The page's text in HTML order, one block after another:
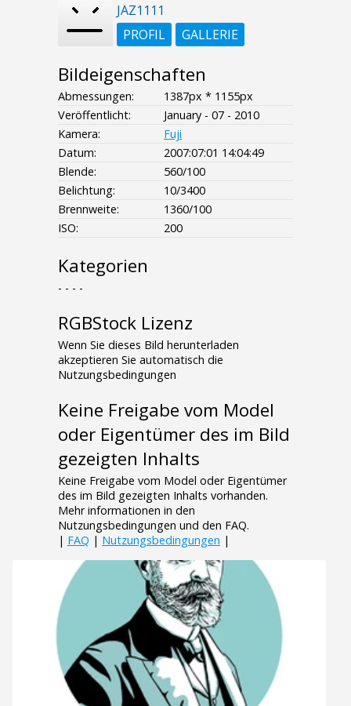
JAZ1111
PROFIL
GALLERIE
Bildeigenschaften
Abmessungen:
1387px * 1155px
Veröffentlicht:
January - 07 - 2010
Kamera:
Fuji
Datum:
2007:07:01 14:04:49
Blende:
560/100
Belichtung:
10/3400
Brennweite:
1360/100
ISO:
200
Kategorien
- - - -
RGBStock Lizenz
Wenn Sie dieses Bild herunterladen
akzeptieren Sie automatisch die
Nutzungsbedingungen
Keine Freigabe vom Model
oder Eigentümer des im Bild
gezeigten Inhalts
Keine Freigabe vom Model oder Eigentümer
des im Bild gezeigten Inhalts vorhanden.
Mehr informationen in den
Nutzungsbedingungen und den FAQ.
| FAQ | Nutzungsbedingungen |